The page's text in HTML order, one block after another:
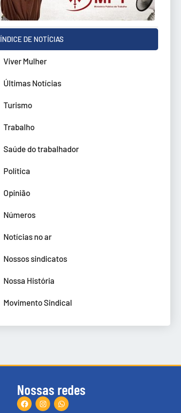
ÍNDICE DE NOTÍCIAS
Viver Mulher
Últimas Notícias
Turismo
Trabalho
Saúde do trabalhador
Política
Opinião
Números
Notícias no ar
Nossos sindicatos
Nossa História
Movimento Sindical
Nossas redes